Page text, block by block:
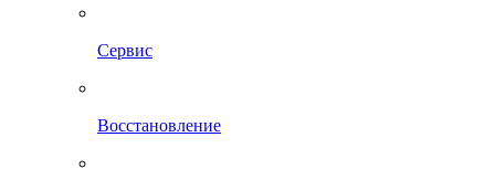
Сервис
Восстановление